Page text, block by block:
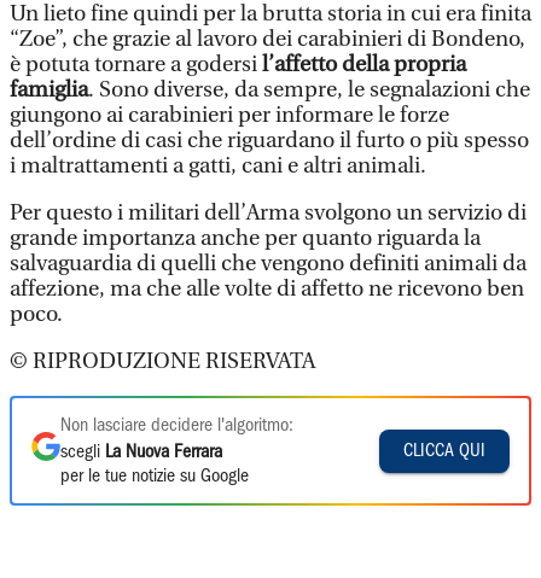
Un lieto fine quindi per la brutta storia in cui era finita
“Zoe”, che grazie al lavoro dei carabinieri di Bondeno,
è potuta tornare a godersil’affetto della propria
famiglia. Sono diverse, da sempre, le segnalazioni che
giungono ai carabinieri per informare le forze
dell’ordine di casi che riguardano il furto o più spesso
i maltrattamenti a gatti, cani e altri animali.
Per questo i militari dell’Arma svolgono un servizio di
grande importanza anche per quanto riguarda la
salvaguardia di quelli che vengono definiti animali da
affezione, ma che alle volte di affetto ne ricevono ben
poco.
© RIPRODUZIONE RISERVATA
Non lasciare decidere l'algoritmo:
scegli La Nuova Ferrara
per le tue notizie su Google
CLICCA QUI